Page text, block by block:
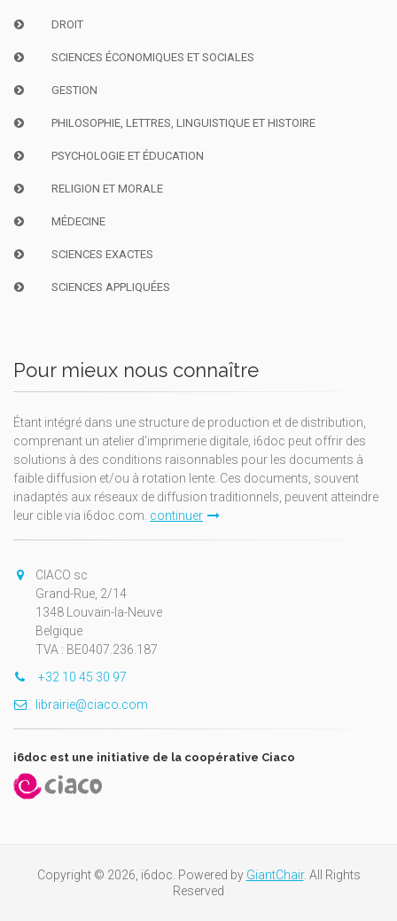
DROIT
SCIENCES ÉCONOMIQUES ET SOCIALES
GESTION
PHILOSOPHIE, LETTRES, LINGUISTIQUE ET HISTOIRE
PSYCHOLOGIE ET ÉDUCATION
RELIGION ET MORALE
MÉDECINE
SCIENCES EXACTES
SCIENCES APPLIQUÉES
Pour mieux nous connaître
Étant intégré dans une structure de production et de distribution,
comprenant un atelier d'imprimerie digitale, i6doc peut offrir des
solutions à des conditions raisonnables pour les documents à
faible diffusion et/ou à rotation lente. Ces documents, souvent
inadaptés aux réseaux de diffusion traditionnels, peuvent atteindre
leur cible via i6doc.com. continuer
CIACO sc
Grand-Rue, 2/14
1348 Louvain-la-Neuve
Belgique
TVA : BE0407.236.187
+32 10 45 30 97
librairie@ciaco.com
i6doc est une initiative de la coopérative Ciaco
Copyright © 2026, i6doc. Powered by GiantChair. All Rights
Reserved